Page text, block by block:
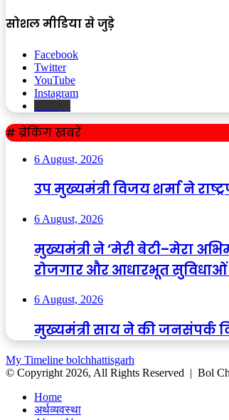
सोशल मीडिया से जुड़े
Facebook
Twitter
YouTube
Instagram
# ब्रेकिंग खबरें
6 August, 2026
उप मुख्यमंत्री विजय शर्मा ने
6 August, 2026
मुख्यमंत्री ने ‘मेरी बेटी–मेरा
रोजगार और आधारभूत सुविधाओं
6 August, 2026
मुख्यमंत्री साय ने की जनसंपर्क
My Timeline bolchhattisgarh
© Copyright 2026, All Rights Reserved | Bol
Home
अर्थव्यवस्था